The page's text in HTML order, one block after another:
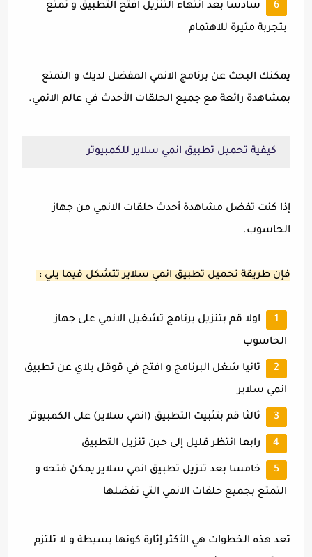
سادسا بعد انتهاء التنزيل افتح التطبيق و تمتع
بتجربة مثيرة للاهتمام
يمكنك البحث عن برنامج الانمي المفضل لديك و التمتع
بمشاهدة رائعة مع جميع الحلقات الأحدث في عالم الانمي.
كيفية تحميل تطبيق انمي سلاير للكمبيوتر
إذا كنت تفضل مشاهدة أحدث حلقات الانمي من جهاز
الحاسوب.
فإن طريقة تحميل تطبيق انمي سلاير تتشكل فيما يلي :
اولا قم بتنزيل برنامج تشغيل الانمي على جهاز
الحاسوب
ثانيا شغل البرنامج و افتح في قوقل بلاي عن تطبيق
انمي سلاير
ثالثا قم بتثبيت التطبيق (انمي سلاير) على الكمبيوتر
رابعا انتظر قليل إلى حين تنزيل التطبيق
خامسا بعد تنزيل تطبيق انمي سلاير يمكن فتحه و
التمتع بجميع حلقات الانمي التي تفضلها
تعد هذه الخطوات هي الأكثر إثارة كونها بسيطة و لا تلتزم